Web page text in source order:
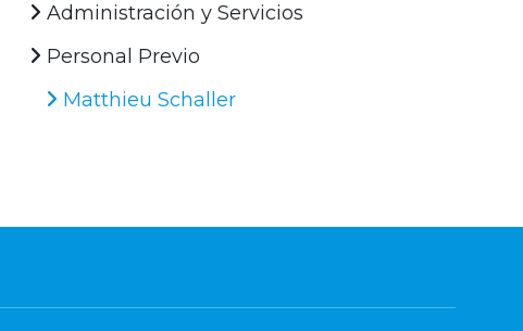
Administración y Servicios
Personal Previo
Matthieu Schaller